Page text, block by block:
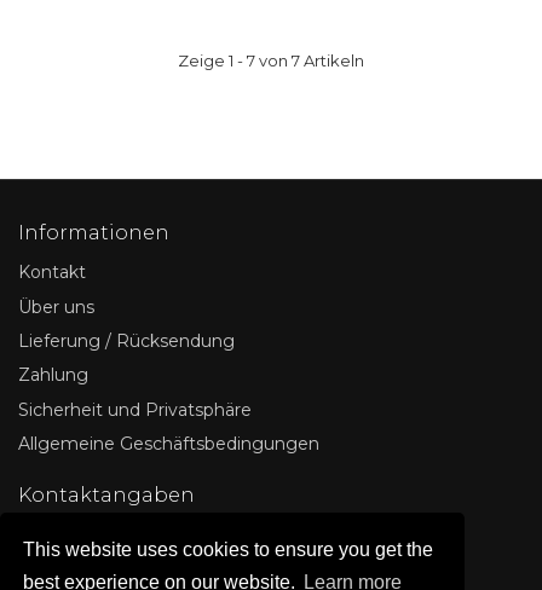
This website uses cookies to ensure you get the
best experience on our website.
Learn more
Zeige 1 - 7 von 7 Artikeln
Informationen
Kontakt
Über uns
Lieferung / Rücksendung
Zahlung
Sicherheit und Privatsphäre
Allgemeine Geschäftsbedingungen
Kontaktangaben
Deutschland